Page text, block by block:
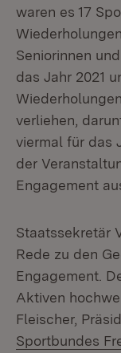
waren es 17
Seniorinnen
das Jahr 2021
verliehen,
viermal für das
der
Engagement
Staatssekretär
Rede zu den
Engagement.
Aktiven
Fleischer,
Sportbundes